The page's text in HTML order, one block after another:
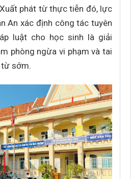
phát từ thực tiễn đó, lực
An xác định công tác tuyên
luật cho học sinh là giải
phòng ngừa vi phạm và tai
từ sớm.